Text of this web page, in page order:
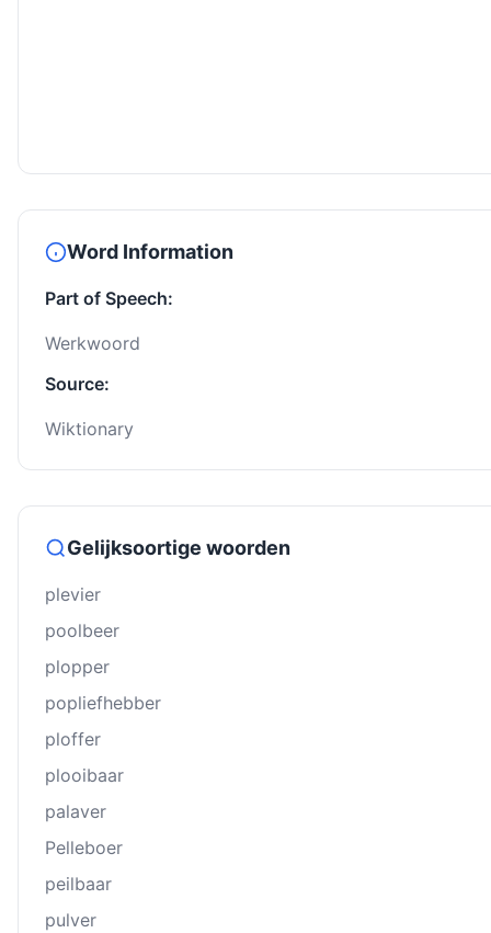
Word Information
Part of Speech:
Werkwoord
Source:
Wiktionary
Gelijksoortige woorden
plevier
poolbeer
plopper
popliefhebber
ploffer
plooibaar
palaver
Pelleboer
peilbaar
pulver